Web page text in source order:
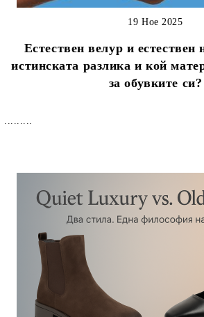
Естествен велур и естествен
истинската разлика и кой
за обувките си?
19 Ное 2025